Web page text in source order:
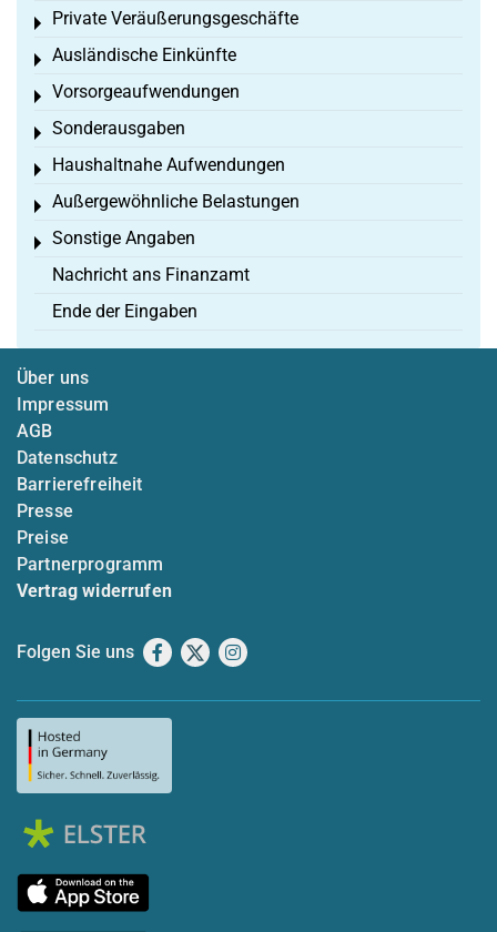
Private Veräußerungsgeschäfte
Toggle menu
Ausländische Einkünfte
Toggle menu
Vorsorgeaufwendungen
Toggle menu
Sonderausgaben
Toggle menu
Haushaltnahe Aufwendungen
Toggle menu
Außergewöhnliche Belastungen
Toggle menu
Sonstige Angaben
Toggle menu
Nachricht ans Finanzamt
Ende der Eingaben
Über uns
Impressum
AGB
Datenschutz
Barrierefreiheit
Presse
Preise
Partnerprogramm
Vertrag widerrufen
Folgen Sie uns Facebook
X Instagram